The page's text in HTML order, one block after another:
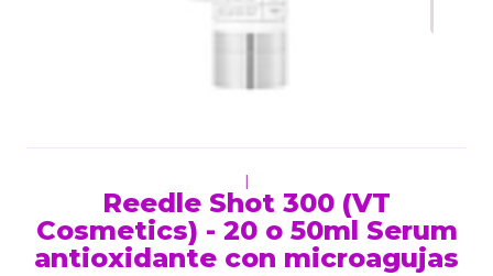
Reedle Shot 300 (VT
Cosmetics) - 20 o 50ml Serum
antioxidante con microagujas